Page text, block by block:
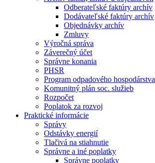
Odberateľské faktúry archív
Dodávateľské faktúry archív
Objednávky archív
Zmluvy
Výročná správa
Záverečný účet
Správne konania
PHSR
Program odpadového hospodárstva
Komunitný plán soc. služieb
Rozpočet
Poplatok za rozvoj
Praktické informácie
Správy
Odstávky energií
Tlačivá na stiahnutie
Správne a iné poplatky
Správne poplatky